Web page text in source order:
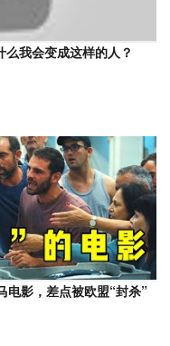
么我会变成这样的人？
电影，差点被欧盟“封杀”